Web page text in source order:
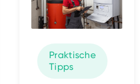
Praktische
Tipps